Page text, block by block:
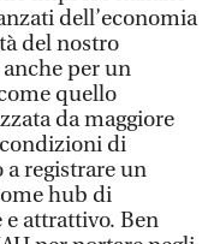
dell’economia
del nostro
per un
quello
da maggiore
di
registrare un
hub di
attrattivo. Ben